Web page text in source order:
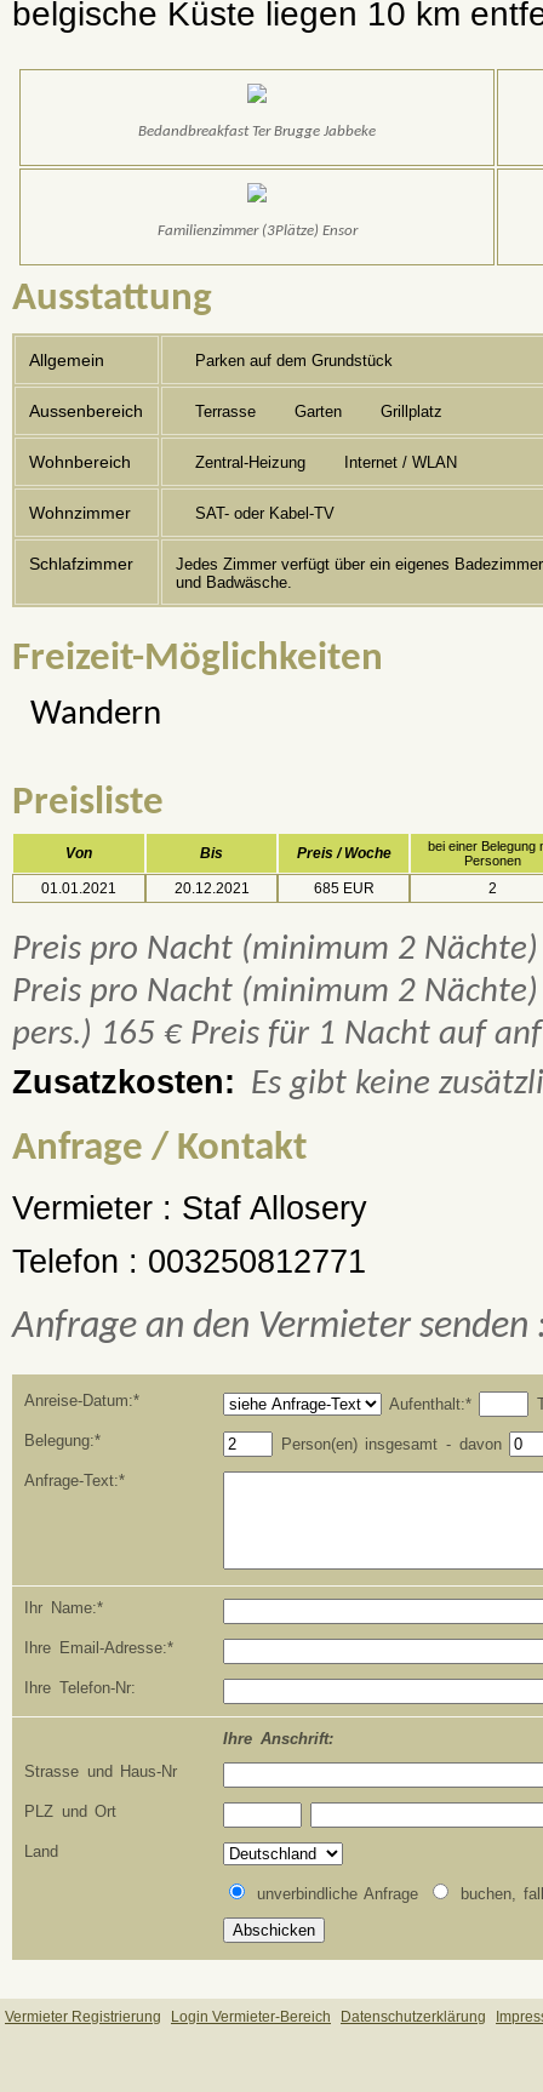
belgische Küste liegen 10 km
Bedandbreakfast Ter Brugge Jabbeke
Familienzimmer (3Plätze) Ensor
Ausstattung
Allgemein Parken auf dem Grundstück
Aussenbereich Terrasse Garten Grillplatz
Wohnbereich Zentral-Heizung Internet / WLAN
Wohnzimmer SAT- oder Kabel-TV
Schlafzimmer
Jedes Zimmer verfügt über ein eigenes
und Badwäsche.
Freizeit-Möglichkeiten
Wandern
Preisliste
Von Bis Preis / Woche
bei einer Belegung
Personen
01.01.2021 20.12.2021 685 EUR 2
Preis pro Nacht (minimum 2
Preis pro Nacht (minimum 2
pers.) 165 € Preis für 1 Nacht auf
Zusatzkosten: Es gibt keine
Anfrage / Kontakt
Vermieter : Staf Allosery
Telefon : 003250812771
Anfrage an den Vermieter senden
Anreise-Datum:* Aufenthalt:*
Belegung:*
Person(en) insgesamt - davon
Anfrage-Text:*
Ihr Name:*
Ihre Email-Adresse:*
Ihre Telefon-Nr:
Ihre Anschrift:
Strasse und Haus-Nr
PLZ und Ort
Land
unverbindliche Anfrage buchen,
Vermieter Registrierung Login Vermieter-Bereich Datenschutzerklärung